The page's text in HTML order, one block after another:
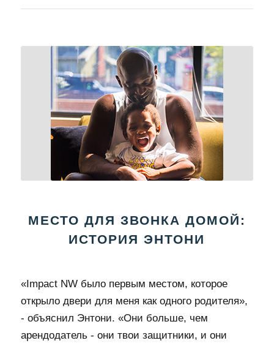
МЕСТО ДЛЯ ЗВОНКА ДОМОЙ:
ИСТОРИЯ ЭНТОНИ
«Impact NW было первым местом, которое
открыло двери для меня как одного родителя»,
- объяснил Энтони. «Они больше, чем
арендодатель - они твои защитники, и они